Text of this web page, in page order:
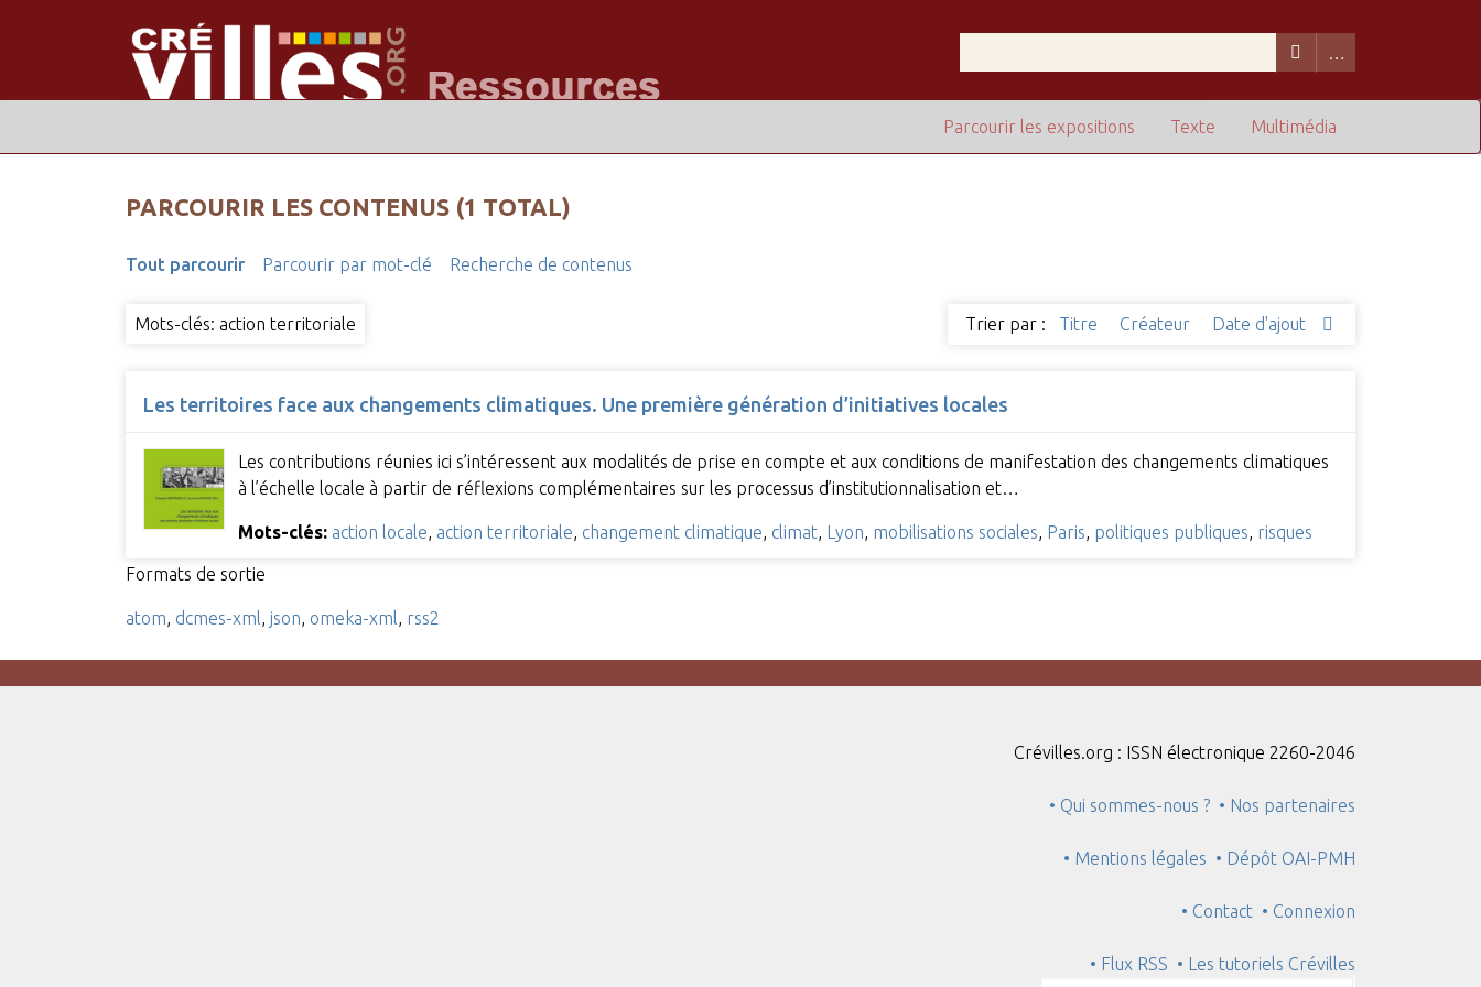
Multimédia
Texte
Parcourir les expositions
PARCOURIR LES CONTENUS (1 TOTAL)
Tout parcourir Parcourir par mot-clé Recherche de contenus
Mots-clés: action territoriale Trier par : Titre Créateur Date d'ajout
Les territoires face aux changements climatiques. Une première génération d’initiatives locales
Les contributions réunies ici s’intéressent aux modalités de prise en compte et aux conditions de manifestation des changements climatiques
à l’échelle locale à partir de réflexions complémentaires sur les processus d’institutionnalisation et…
Mots-clés: action locale action territoriale changement climatique climat, Lyon mobilisations sociales Paris politiques publiques risques
Formats de sortie
atom dcmes-xml json omeka-xml rss2
Crévilles.org : ISSN électronique 2260-2046
• Qui sommes-nous ? • Nos partenaires
• Mentions légales • Dépôt OAI-PMH
• Contact • Connexion
• Flux RSS • Les tutoriels Crévilles